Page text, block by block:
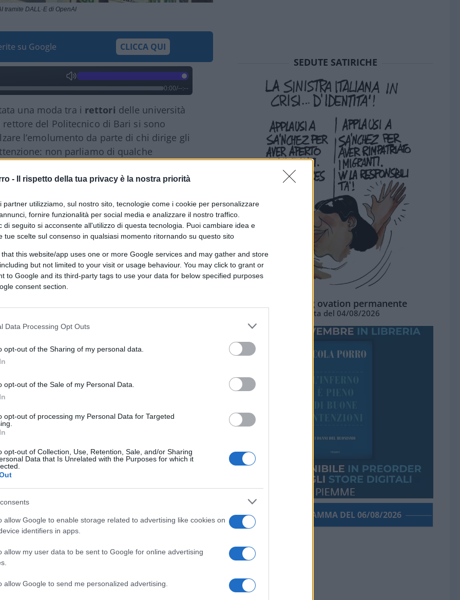
- Il rispetto della tua privacy è la nostra priorità
partner utilizziamo, sul nostro sito, tecnologie come i cookie per personalizzare
fornire funzionalità per social media e analizzare il nostro traffico.
di seguito si acconsente all'utilizzo di questa tecnologia. Puoi cambiare idea e
tue scelte sul consenso in qualsiasi momento ritornando su questo sito
that this website/app uses one or more Google services and may gather and store
but not limited to your visit or usage behaviour. You may click to grant or
to Google and its third-party tags to use your data for below specified purposes
consent section.
Data Processing Opt Outs
opt-out of the Sharing of my personal data.
opt-out of the Sale of my Personal Data.
opt-out of processing my Personal Data for Targeted
opt-out of Collection, Use, Retention, Sale, and/or Sharing
Data that Is Unrelated with the Purposes for which it
allow Google to enable storage related to advertising like cookies on
identifiers in apps.
allow my user data to be sent to Google for online advertising
allow Google to send me personalized advertising.
tramite DALL·E di OpenAI
su Google CLICCA QUI
0:00/--:--
una moda tra i rettori delle università
del Politecnico di Bari si sono
l’emolumento da parte di chi dirige gli
non parliamo di qualche
di
momento i compensi qualcosa come
sarebbe di oltre 1,8 milioni, portando
euro su base annua: più del doppio.
del 23 agosto 2022, uno degli ultimi
da Mario Draghi. Un Dpcm mirato a
ogni altra forma di retribuzione che
e controllo, sia ordinari che
affermato dai rettori, spiega Il
ci sarebbero le tante responsabilità
e proprie aziende. E il ministero
Maria Bernini non ha grossi margini di
formali della proposta, senza
questa sconosciuta, insomma.
l’aumento dei compensi? Oltre al già
SEDUTE SATIRICHE
La standing ovation permanente
Vignetta del 04/08/2026
PORROGRAMMA DEL 06/08/2026